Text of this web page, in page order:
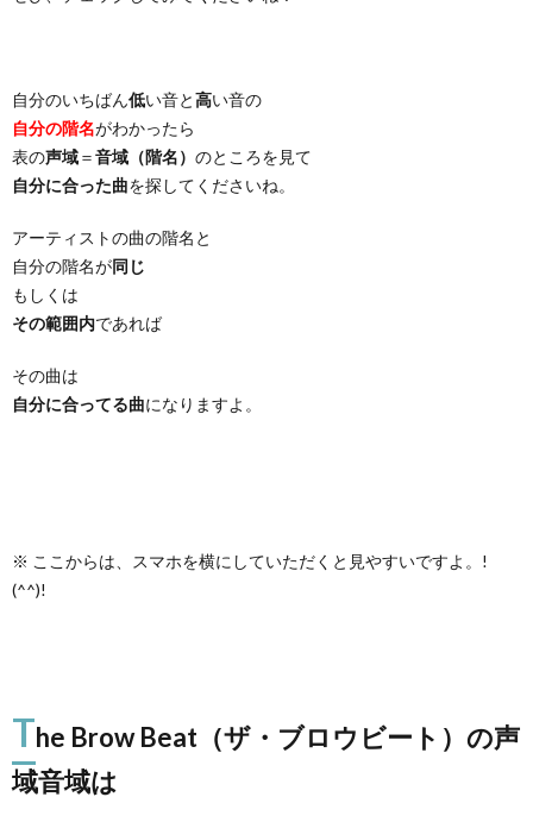
自分のいちばん低い音と高い音の
自分の階名がわかったら
表の声域＝音域（階名） のところを見て
自分に合った曲を探してくださいね。
アーティストの曲の階名と
自分の階名が同じ
もしくは
その範囲内であれば
その曲は
自分に合ってる曲になりますよ。
※ ここからは、スマホを横にしていただくと見やすいですよ。!
(^^)!
The Brow Beat（ザ・ブロウビート）の声
域音域は